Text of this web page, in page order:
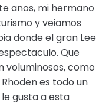
anos, mi hermano
y veiamos
donde el gran Lee
Que
voluminosos, como
es todo un
gusta a esta